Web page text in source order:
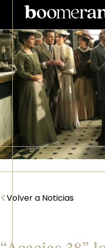
Pasar al contenido
Imagen
<Volver a Noticias